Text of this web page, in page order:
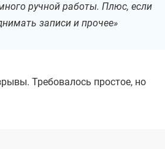
ручной работы. Плюс, если
записи и прочее»
Требовалось простое, но